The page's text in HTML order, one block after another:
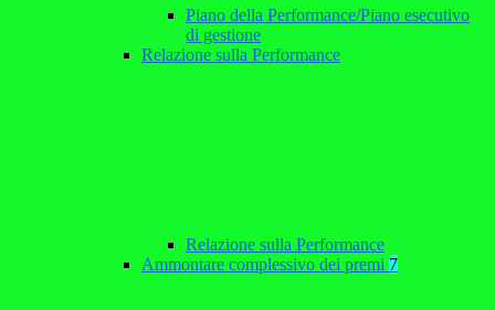
Piano della Performance/Piano esecutivo
di gestione
Relazione sulla Performance
Relazione sulla Performance
Ammontare complessivo dei premi 7